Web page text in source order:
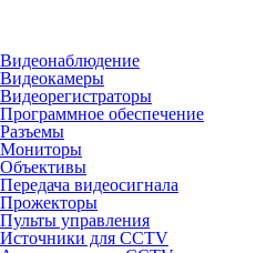
Видеонаблюдение
Видеокамеры
Видеорегистраторы
Программное обеспечение
Разъемы
Мониторы
Объективы
Передача видеосигнала
Прожекторы
Пульты управления
Источники для CCTV